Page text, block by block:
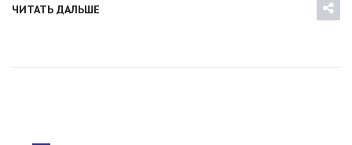
ЧИТАТЬ ДАЛЬШЕ